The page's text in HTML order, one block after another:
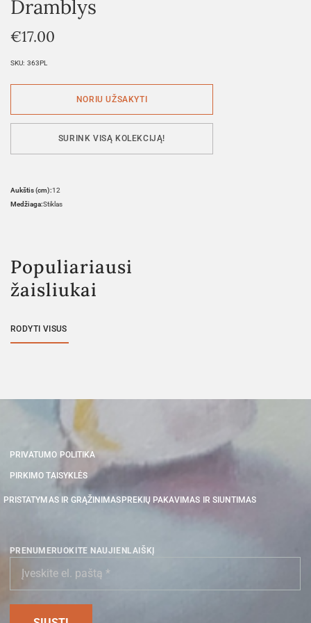
Dramblys
€17.00
SKU: 363PL
SURINK VISĄ KOLEKCIJĄ!
Aukštis (cm):12
Medžiaga:Stiklas
Populiariausi
žaisliukai
RODYTI VISUS
PRIVATUMO POLITIKA
PIRKIMO TAISYKLĖS
PRISTATYMAS IR GRĄŽINIMASPREKIŲ PAKAVIMAS IR SIUNTIMAS
PRENUMERUOKITE NAUJIENLAIŠKĮ